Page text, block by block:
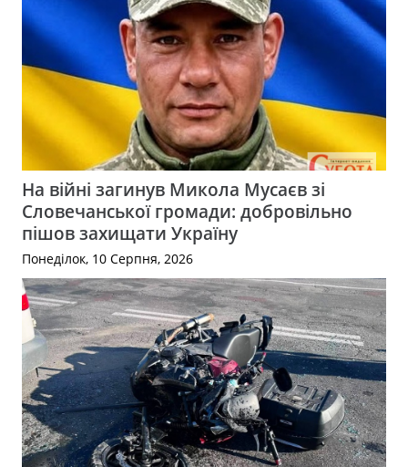
На війні загинув Микола Мусаєв зі
Словечанської громади: добровільно
пішов захищати Україну
Понеділок, 10 Серпня, 2026